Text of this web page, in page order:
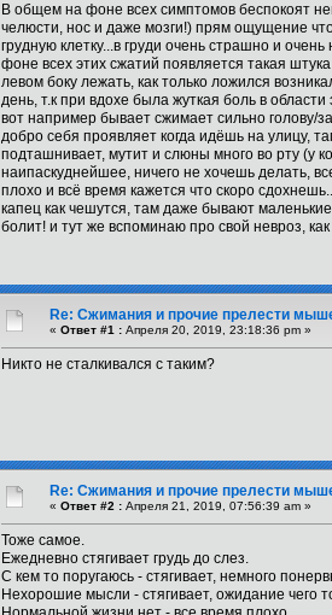
В общем на фоне всех симптомов беспокоят
челюсти, нос и даже мозги!) прям ощущение
грудную клетку...в груди очень страшно и
фоне всех этих сжатий появляется такая
левом боку лежать, как только ложился
день, т.к при вдохе была жуткая боль в
вот например бывает сжимает сильно голову/
добро себя проявляет когда идёшь на улицу,
подташнивает, мутит и слюны много во рту (у
наипаскуднейшее, ничего не хочешь делать,
плохо и всё время кажется что скоро
капец как чешутся, там даже бывают
болит! и тут же вспоминаю про свой невроз,
Re: Сжимания и прочие прелести
« Ответ #1 : Апреля 20, 2019, 23:18:36 pm »
Никто не сталкивался с таким?
Re: Сжимания и прочие прелести
« Ответ #2 : Апреля 21, 2019, 07:56:39 am »
Тоже самое.
Ежедневно стягивает грудь до слез.
С кем то поругаюсь - стягивает, немного
Нехорошие мысли - стягивает, ожидание чего